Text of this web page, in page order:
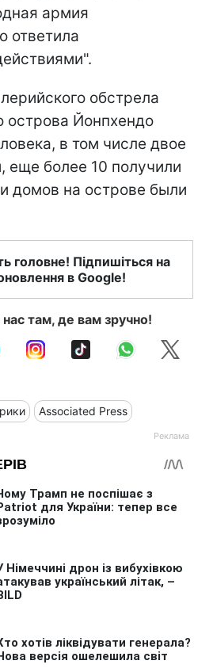
армия
ответила
обстрела
острова Йонпхендо
в том числе двое
еще более 10 получили
домов на острове были
головне! Підпишіться на
в Google!
там, де вам зручно!
Associated Press